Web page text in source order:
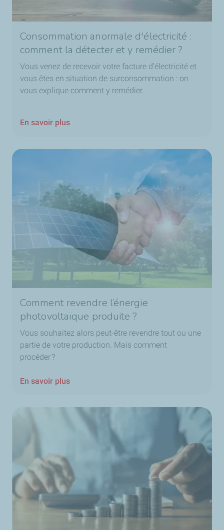
Consommation anormale d'électricité :
comment la détecter et y remédier ?
Vous venez de recevoir votre facture d'électricité et
vous êtes en situation de surconsommation : on
vous explique comment y remédier.
En savoir plus
Comment revendre l’énergie
photovoltaïque produite ?
Vous souhaitez alors peut-être revendre tout ou une
partie de votre production. Mais comment
procéder ?
En savoir plus